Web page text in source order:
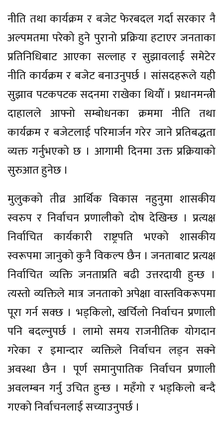
नीति तथा कार्यक्रम र बजेट फेरबदल गर्दा सरकार नै
अल्पमतमा परेको हुने पुरानो प्रक्रिया हटाएर जनताका
प्रतिनिधिबाट आएका सल्लाह र सुझावलाई समेटेर
नीति कार्यक्रम र बजेट बनाउनुपर्छ । सांसदहरूले यही
सुझाव पटकपटक सदनमा राखेका थियौँ । प्रधानमन्त्री
दाहालले आफ्नो सम्बोधनका क्रममा नीति तथा
कार्यक्रम र बजेटलाई परिमार्जन गरेर जाने प्रतिबद्धता
व्यक्त गर्नुभएको छ । आगामी दिनमा उक्त प्रक्रियाको
सुरुआत हुनेछ ।
मुलुकको तीव्र आर्थिक विकास नहुनुमा शासकीय
स्वरुप र निर्वाचन प्रणालीको दोष देखिन्छ । प्रत्यक्ष
निर्वाचित कार्यकारी राष्ट्रपति भएको शासकीय
स्वरूपमा जानुको कुनै विकल्प छैन । जनताबाट प्रत्यक्ष
निर्वाचित व्यक्ति जनताप्रति बढी उत्तरदायी हुन्छ ।
त्यस्तो व्यक्तिले मात्र जनताको अपेक्षा वास्तविकरूपमा
पूरा गर्न सक्छ । भड्किलो, खर्चिलो निर्वाचन प्रणाली
पनि बदल्नुपर्छ । लामो समय राजनीतिक योगदान
गरेका र इमान्दार व्यक्तिले निर्वाचन लड्न सक्ने
अवस्था छैन । पूर्ण समानुपातिक निर्वाचन प्रणाली
अवलम्बन गर्नु उचित हुन्छ । महँगो र भड्किलो बन्दै
गएको निर्वाचनलाई सच्याउनुपर्छ ।